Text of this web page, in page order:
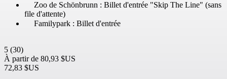
Zoo de Schönbrunn : Billet d'entrée "Skip The Line" (sans
file d'attente)
Familypark : Billet d'entrée
5 (30)
À partir de 80,93 $US
72,83 $US